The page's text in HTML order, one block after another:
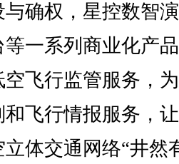
确权，星控数智
一系列商业化产
飞行监管服务，
飞行情报服务，
体交通网络“井然